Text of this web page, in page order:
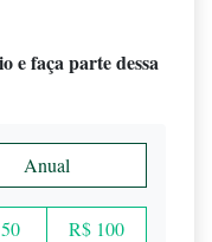
e faça parte dessa
Anual
R$ 100